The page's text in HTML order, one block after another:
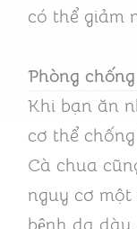
có thể giảm
Phòng
Khi bạn ăn
cơ thể
Cà chua
nguy cơ